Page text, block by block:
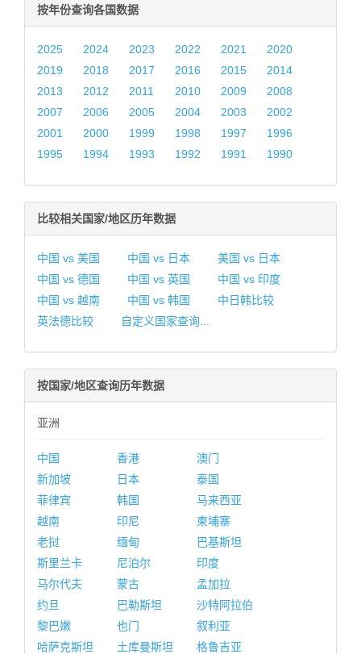
按年份查询各国数据
2025 2024 2023 2022 2021
2020
2019
2018 2017 2016 2015
2014
2013
2012 2011 2010 2009
2008
2007
2006 2005 2004 2003
2002
2001
2000 1999 1998 1997
1996
1995
1994 1993 1992 1991 1990
比较相关国家/地区历年数据
中国 vs 美国 中国 vs 日本
美国 vs 日本
中国 vs 德国
中国 vs 英国
中国 vs 印度
中国 vs 越南
中国 vs 韩国
中日韩比较
英法德比较
自定义国家查询...
按国家/地区查询历年数据
亚洲
中国 香港
澳门
新加坡
日本
泰国
菲律宾
韩国
马来西亚
越南
印尼
柬埔寨
老挝
缅甸
巴基斯坦
斯里兰卡
尼泊尔
印度
马尔代夫
蒙古
孟加拉
约旦
巴勒斯坦
沙特阿拉伯
黎巴嫩
也门
叙利亚
哈萨克斯坦
土库曼斯坦
格鲁吉亚